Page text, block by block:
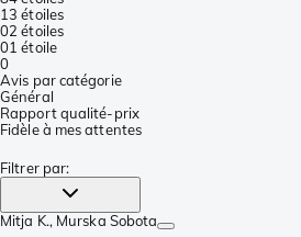
13 étoiles
02 étoiles
01 étoile
0
Avis par catégorie
Général
Rapport qualité-prix
Fidèle à mes attentes
Filtrer par:
Mitja K., Murska Sobota